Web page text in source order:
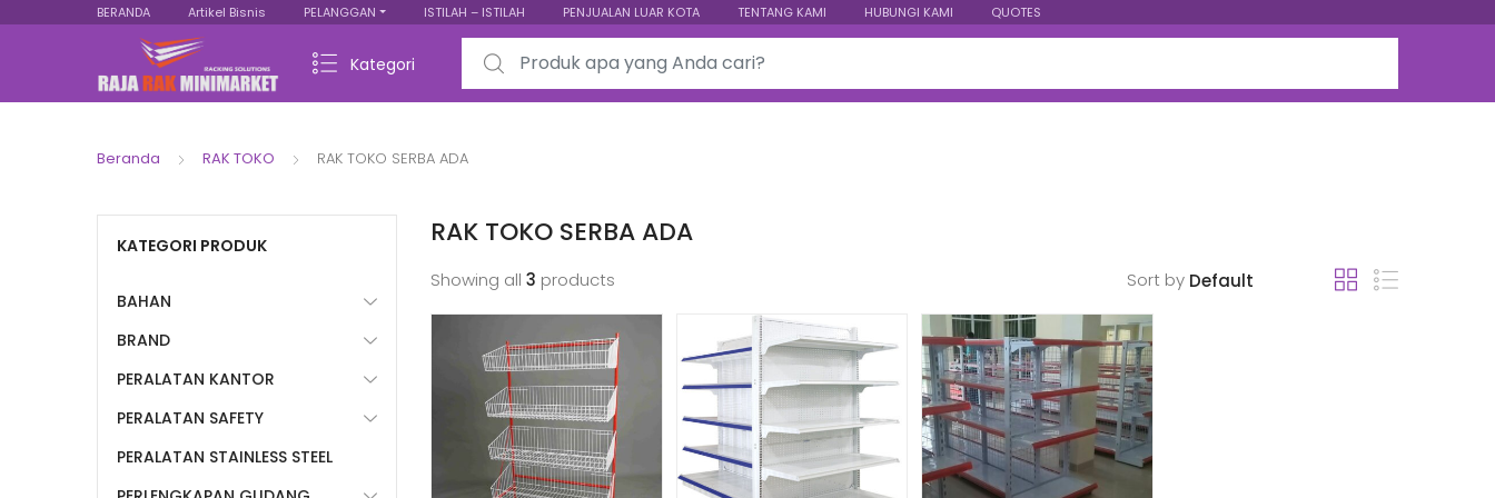
BERANDA Artikel Bisnis PELANGGAN ISTILAH – ISTILAH PENJUALAN LUAR KOTA TENTANG KAMI HUBUNGI KAMI QUOTES
Kategori
Search for:
Beranda RAK TOKO RAK TOKO SERBA ADA
RAK TOKO SERBA ADA
Showing all 3 products Sort by
KATEGORI PRODUK
BAHAN
BRAND
PERALATAN KANTOR
PERALATAN SAFETY
PERALATAN STAINLESS STEEL